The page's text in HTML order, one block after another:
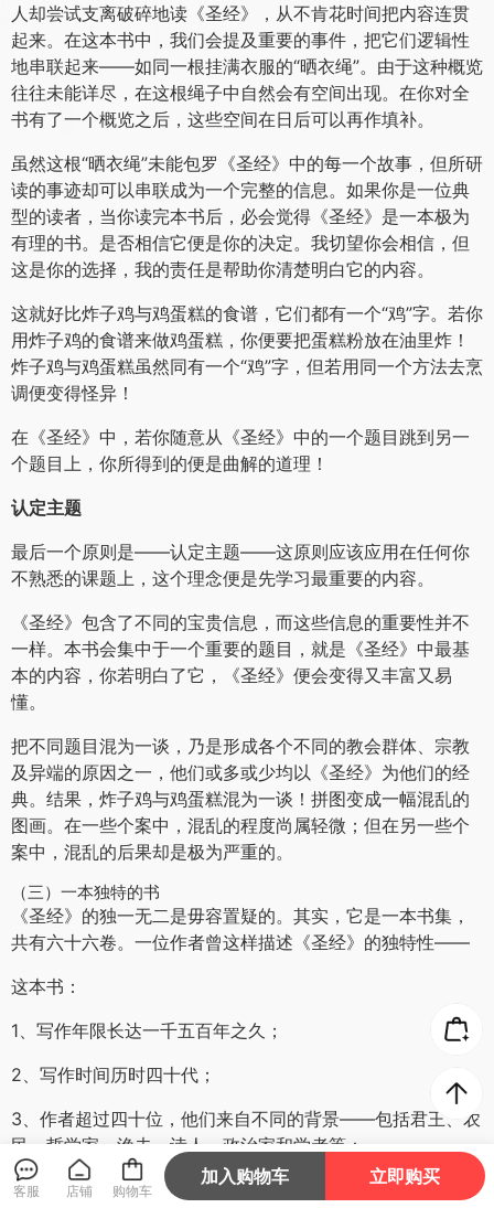
人却尝试支离破碎地读《圣经》，从不肯花时间把内容连贯
起来。在这本书中，我们会提及重要的事件，把它们逻辑性
地串联起来——如同一根挂满衣服的“晒衣绳”。由于这种概览
往往未能详尽，在这根绳子中自然会有空间出现。在你对全
书有了一个概览之后，这些空间在日后可以再作填补。
虽然这根“晒衣绳”未能包罗《圣经》中的每一个故事，但所研
读的事迹却可以串联成为一个完整的信息。如果你是一位典
型的读者，当你读完本书后，必会觉得《圣经》是一本极为
有理的书。是否相信它便是你的决定。我切望你会相信，但
这是你的选择，我的责任是帮助你清楚明白它的内容。
这就好比炸子鸡与鸡蛋糕的食谱，它们都有一个“鸡”字。若你
用炸子鸡的食谱来做鸡蛋糕，你便要把蛋糕粉放在油里炸！
炸子鸡与鸡蛋糕虽然同有一个“鸡”字，但若用同一个方法去烹
调便变得怪异！
在《圣经》中，若你随意从《圣经》中的一个题目跳到另一
个题目上，你所得到的便是曲解的道理！
认定主题
最后一个原则是——认定主题——这原则应该应用在任何你
不熟悉的课题上，这个理念便是先学习最重要的内容。
《圣经》包含了不同的宝贵信息，而这些信息的重要性并不
一样。本书会集中于一个重要的题目，就是《圣经》中最基
本的内容，你若明白了它，《圣经》便会变得又丰富又易
懂。
把不同题目混为一谈，乃是形成各个不同的教会群体、宗教
及异端的原因之一，他们或多或少均以《圣经》为他们的经
典。结果，炸子鸡与鸡蛋糕混为一谈！拼图变成一幅混乱的
图画。在一些个案中，混乱的程度尚属轻微；但在另一些个
案中，混乱的后果却是极为严重的。
（三）一本独特的书
《圣经》的独一无二是毋容置疑的。其实，它是一本书集，
共有六十六卷。一位作者曾这样描述《圣经》的独特性——
这本书：
1、写作年限长达一千五百年之久；
2、写作时间历时四十代；
3、作者超过四十位，他们来自不同的背景——包括君王、农
民、哲学家、渔夫、诗人、政治家和学者等：
摩西─政治领袖，在埃及的大学受教育
客服 店铺 购物车
加入购物车 立即购买